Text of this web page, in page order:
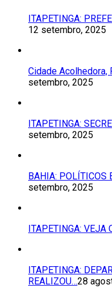
ITAPETINGA:
12 setembro, 2025
Cidade
setembro, 2025
ITAPETINGA:
setembro, 2025
BAHIA: POLÍTICOS
setembro, 2025
ITAPETINGA: VEJA
ITAPETINGA:
REALIZOU…28